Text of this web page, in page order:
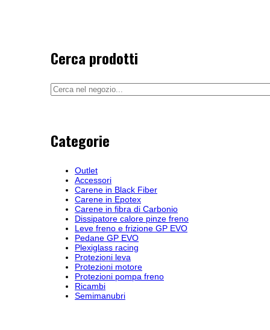
Cerca prodotti
Categorie
Outlet
Accessori
Carene in Black Fiber
Carene in Epotex
Carene in fibra di Carbonio
Dissipatore calore pinze freno
Leve freno e frizione GP EVO
Pedane GP EVO
Plexiglass racing
Protezioni leva
Protezioni motore
Protezioni pompa freno
Ricambi
Semimanubri